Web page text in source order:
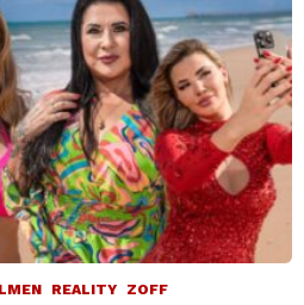
REALITY ZOFF